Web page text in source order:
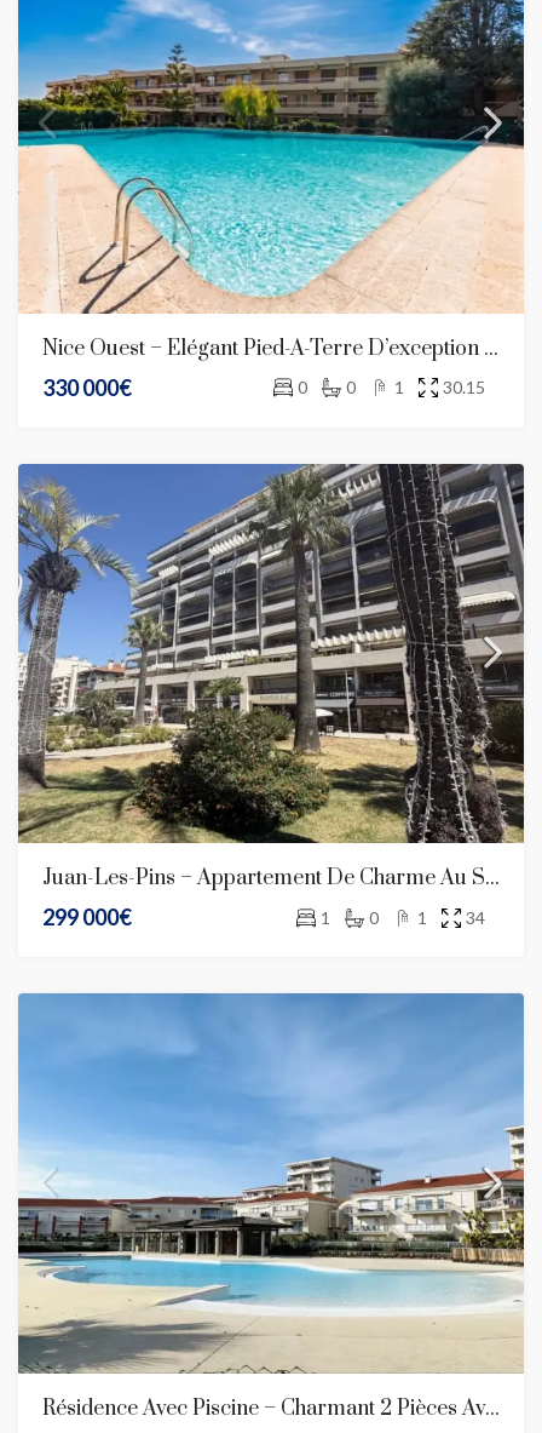
Nice Ouest – Élégant Pied-À-Terre D’exception Au Sein D’une Résidence De Standing
330 000€
0 0 1 30.15
Juan-Les-Pins – Appartement De Charme Au Sein D’une Résidence De Prestige En Front De Mer
299 000€
1 0 1 34
Résidence Avec Piscine – Charmant 2 Pièces Avec Garage En Sous-SolBel Appartement 2 Pièces Au Dernier Étage